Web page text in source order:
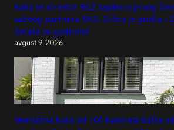
Kako se direktor RGZ sapleo o prvog
važnog partnera SNS: Slično je prošla i
Sećate se godnole?
avgust 9, 2026
Montažna kuća od 100 kvadrata košta